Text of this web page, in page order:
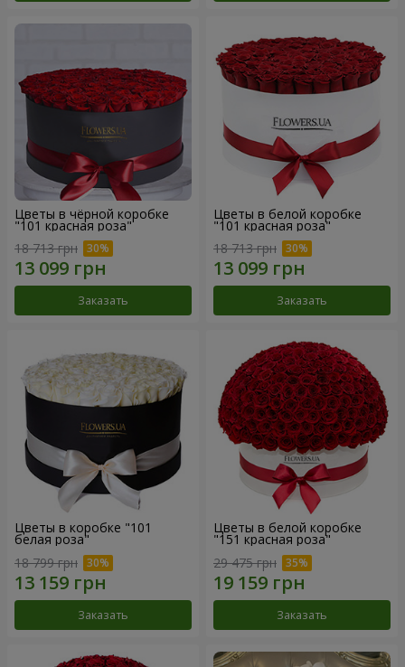
Цветы в чёрной коробке
"101 красная роза"
18 713 грн
Заказать
Цветы в белой коробке
"101 красная роза"
18 713 грн
Заказать
Цветы в коробке "101
белая роза"
18 799 грн
Заказать
Цветы в белой коробке
"151 красная роза"
29 475 грн
Заказать